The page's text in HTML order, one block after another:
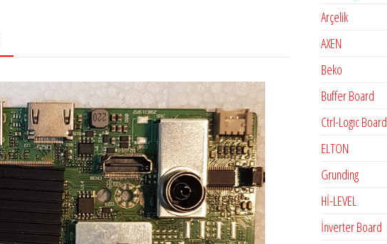
Arçelik
AXEN
Beko
Buffer Board
Ctrl-Logıc Board
ELTON
Grunding
Hİ-LEVEL
İnverter Board